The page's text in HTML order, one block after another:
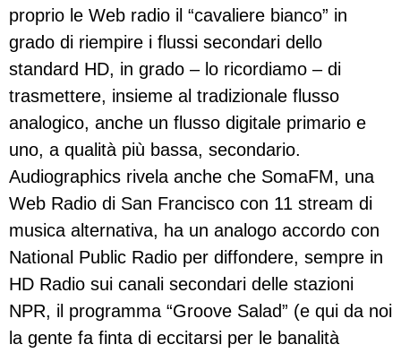
proprio le Web radio il “cavaliere bianco” in
grado di riempire i flussi secondari dello
standard HD, in grado – lo ricordiamo – di
trasmettere, insieme al tradizionale flusso
analogico, anche un flusso digitale primario e
uno, a qualità più bassa, secondario.
Audiographics rivela anche che SomaFM, una
Web Radio di San Francisco con 11 stream di
musica alternativa, ha un analogo accordo con
National Public Radio per diffondere, sempre in
HD Radio sui canali secondari delle stazioni
NPR, il programma “Groove Salad” (e qui da noi
la gente fa finta di eccitarsi per le banalità